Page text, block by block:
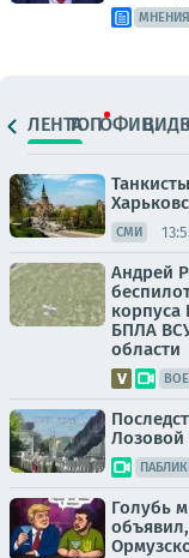
МНЕНИЯ
ЛЕНТАТОПОФИЦ.
СМИ
Андрей
корпуса
БПЛА
области
Лозовой
Голубь